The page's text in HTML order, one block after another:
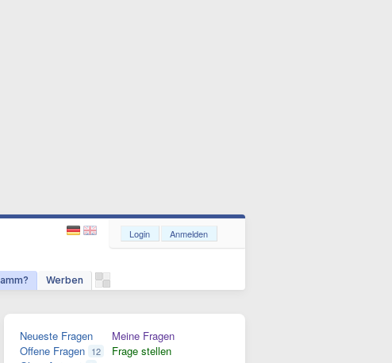
Werben
Login Anmelden
Neueste Fragen
Offene Fragen 12
Meine Fragen
Frage stellen